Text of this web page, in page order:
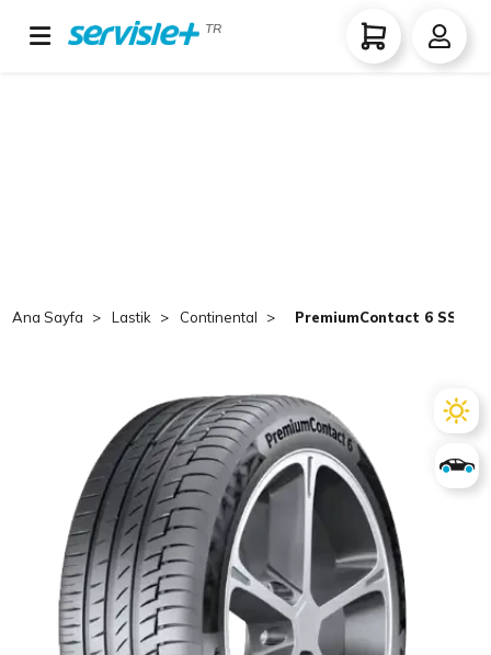
TR
Ana Sayfa Lastik Continental PremiumContact 6 SSR